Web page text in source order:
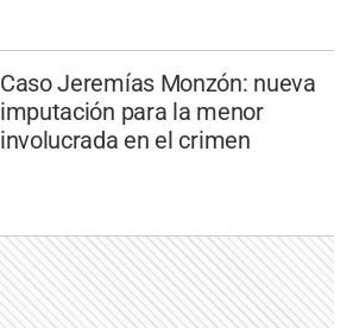
Caso Jeremías Monzón: nueva
imputación para la menor
involucrada en el crimen